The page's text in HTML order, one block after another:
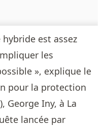
est assez
les
», explique le
pour la protection
George Iny, à La
lancée par